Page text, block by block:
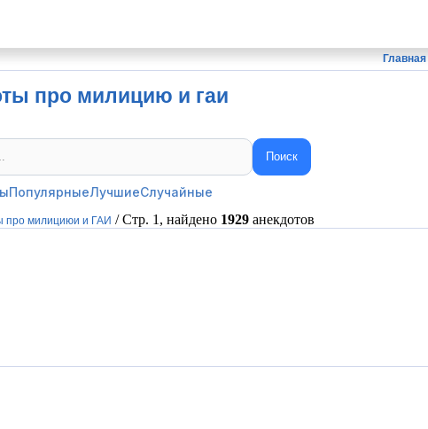
Главная|
про милицию и гаи
Поиск
ПопулярныеЛучшиеСлучайные
про милициюи и ГАИ / Стр. 1, найдено 1929 анекдотов